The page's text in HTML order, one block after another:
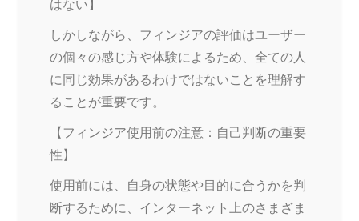
はない】
しかしながら、フィンジアの評価はユーザー
の個々の感じ方や体験によるため、全ての人
に同じ効果があるわけではないことを理解す
ることが重要です。
【フィンジア使用前の注意：自己判断の重要
性】
使用前には、自身の状態や目的に合うかを判
断するために、インターネット上のさまざま